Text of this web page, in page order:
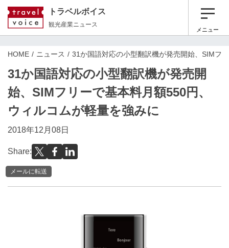
トラベルボイス
観光産業ニュース
メニュー
HOME ニュース 31か国語対応の小型翻訳機が発売開始、SIMフ
31か国語対応の小型翻訳機が発売開
始、SIMフリーで基本料月額550円、
ウィルコムが軽量を強みに
2018年12月08日
Share:
メールに転送